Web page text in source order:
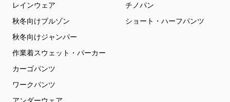
レインウェア
秋冬向けブルゾン
秋冬向けジャンパー
作業着スウェット・パーカー
カーゴパンツ
ワークパンツ
チノパン
ショート・ハーフパンツ